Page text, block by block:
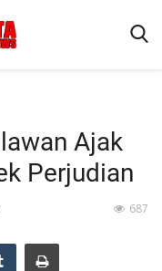
Ajak
Perjudian
687